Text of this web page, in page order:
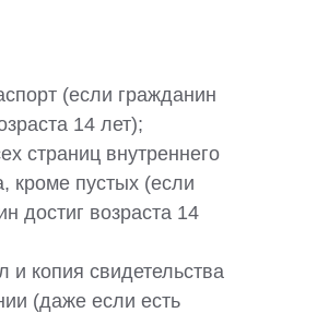
(если гражданин
14 лет);
страниц внутреннего
кроме пустых (если
достиг возраста 14
и копия свидетельства
(даже если есть